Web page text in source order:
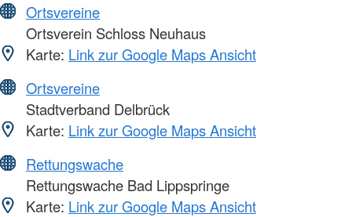
Ortsvereine
Ortsverein Schloss Neuhaus
Karte: Link zur Google Maps Ansicht
Ortsvereine
Stadtverband Delbrück
Karte: Link zur Google Maps Ansicht
Rettungswache
Rettungswache Bad Lippspringe
Karte: Link zur Google Maps Ansicht